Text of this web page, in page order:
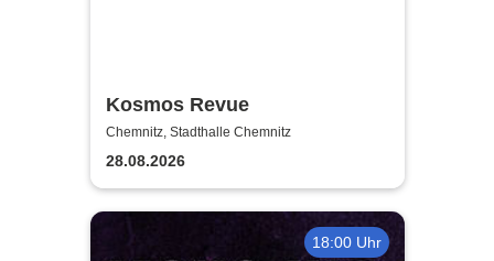
Kosmos Revue
Chemnitz, Stadthalle Chemnitz
28.08.2026
18:00 Uhr